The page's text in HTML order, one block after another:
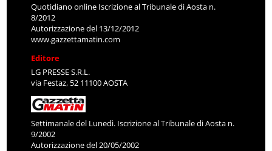
Quotidiano online Iscrizione al Tribunale di Aosta n.
8/2012
Autorizzazione del 13/12/2012
www.gazzettamatin.com
Editore
LG PRESSE S.R.L.
via Festaz, 52 11100 AOSTA
Settimanale del Lunedì. Iscrizione al Tribunale di Aosta n.
9/2002
Autorizzazione del 20/05/2002